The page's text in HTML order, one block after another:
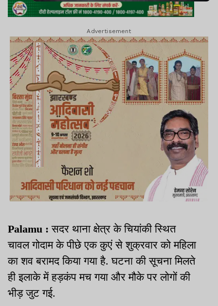
Advertisement
Palamu : सदर थाना क्षेत्र के चियांकी स्थित
चावल गोदाम के पीछे एक कुएं से शुक्रवार को महिला
का शव बरामद किया गया है. घटना की सूचना मिलते
ही इलाके में हड़कंप मच गया और मौके पर लोगों की
भीड़ जुट गई.